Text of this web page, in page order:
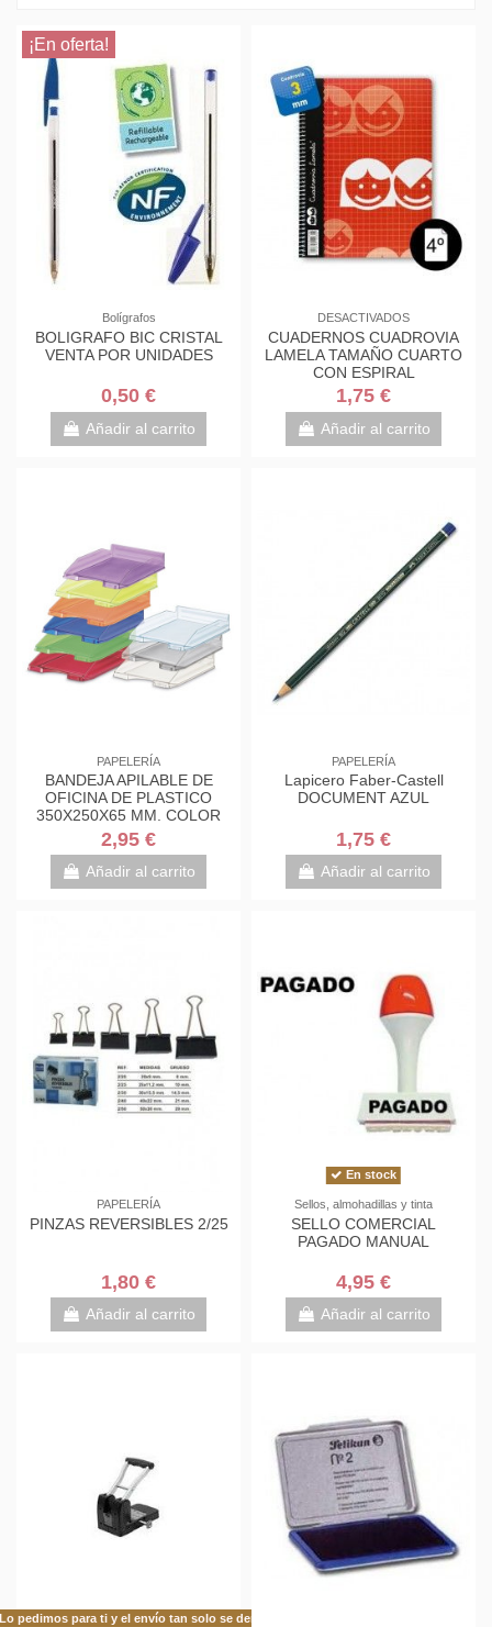
¡En oferta!
Bolígrafos
BOLIGRAFO BIC CRISTAL
VENTA POR UNIDADES
0,50 €
Añadir al carrito
DESACTIVADOS
CUADERNOS CUADROVIA
LAMELA TAMAÑO CUARTO
CON ESPIRAL
1,75 €
Añadir al carrito
PAPELERÍA
BANDEJA APILABLE DE
OFICINA DE PLASTICO
350X250X65 MM. COLOR
TRANSPARENTE FAIBO 93-
23
2,95 €
Añadir al carrito
PAPELERÍA
Lapicero Faber-Castell
DOCUMENT AZUL
1,75 €
Añadir al carrito
PAPELERÍA
PINZAS REVERSIBLES 2/25
1,80 €
Añadir al carrito
En stock
Sellos, almohadillas y tinta
SELLO COMERCIAL
PAGADO MANUAL
4,95 €
Añadir al carrito
pedimos para ti y el envío tan solo se demora 48h más de lo habitual!